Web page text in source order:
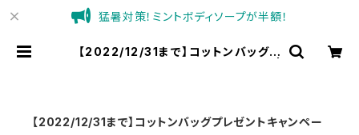
猛暑対策！ミントボディソープが半額！
【2022/12/31まで】コットンバッグプ
【2022/12/31まで】コットンバッグプレゼントキャンペー